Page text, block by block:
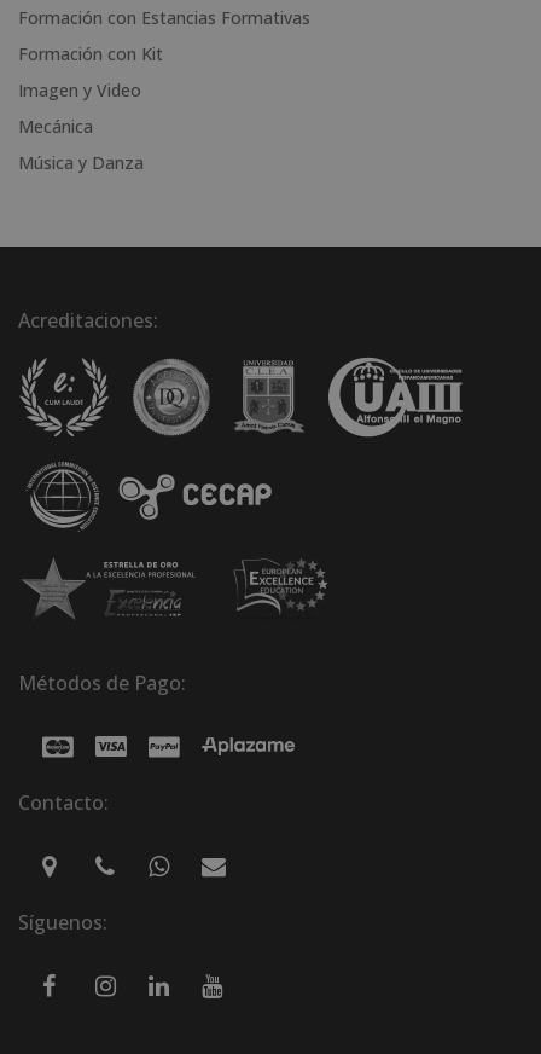
Formación con Estancias Formativas
Formación con Kit
Imagen y Video
Mecánica
Música y Danza
Acreditaciones:
Métodos de Pago:
Contacto:
Síguenos: